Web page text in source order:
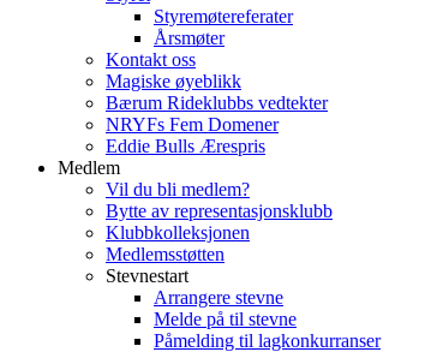
Styremøtereferater
Årsmøter
Kontakt oss
Magiske øyeblikk
Bærum Rideklubbs vedtekter
NRYFs Fem Domener
Eddie Bulls Ærespris
Medlem
Vil du bli medlem?
Bytte av representasjonsklubb
Klubbkolleksjonen
Medlemsstøtten
Stevnestart
Arrangere stevne
Melde på til stevne
Påmelding til lagkonkurranser